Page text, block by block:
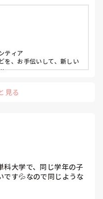
のではないので壊滅的で
バイスあればお願いしま
ティア
を、お手伝いして、新しい
見る
科大学で、同じ学年の子
です💦なので同じような
らっしゃいましたら、出